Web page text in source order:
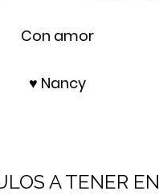
Con amor
♥ Nancy
A TENER EN